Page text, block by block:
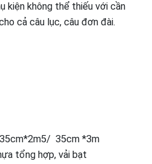
kiện không thể thiếu với cần
cả câu lục, câu đơn đài.
35cm *3m
tổng hợp, vải bạt